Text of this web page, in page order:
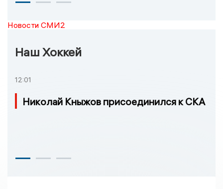
Новости СМИ2
Наш Хоккей
12:01
Николай Кныжов присоединился к СКА